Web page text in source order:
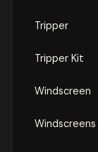
Tripper
Tripper Kit
Windscreen
Windscreens